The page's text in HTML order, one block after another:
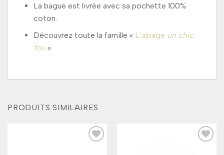
La bague est livrée avec sa pochette 100%
coton.
Découvrez toute la famille « L’alpage un chic
fou».
PRODUITS SIMILAIRES